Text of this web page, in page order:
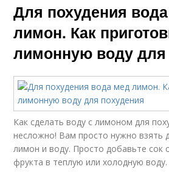
Для похудения
лимон. Как
лимонную воду для
Как сделать воду с лимоном для
несложно! Вам просто нужно взять
лимон и воду. Просто добавьте сок
фрукта в теплую или холодную воду.